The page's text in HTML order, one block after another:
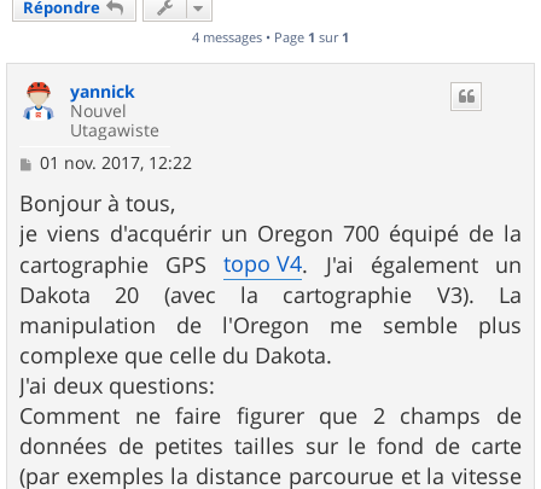
Répondre
4 messages • Page 1 sur 1
yannick
Nouvel
Utagawiste
M
s
s
a
g
e
01 nov. 2017, 12:22
Bonjour à tous,
je viens d'acquérir un Oregon 700 équipé de la
cartographie GPStopo V4. J'ai également un
Dakota 20 (avec la cartographie V3). La
manipulation de l'Oregon me semble plus
complexe que celle du Dakota.
J'ai deux questions:
Comment ne faire figurer que 2 champs de
données de petites tailles sur le fond de carte
(par exemples la distance parcourue et la vitesse